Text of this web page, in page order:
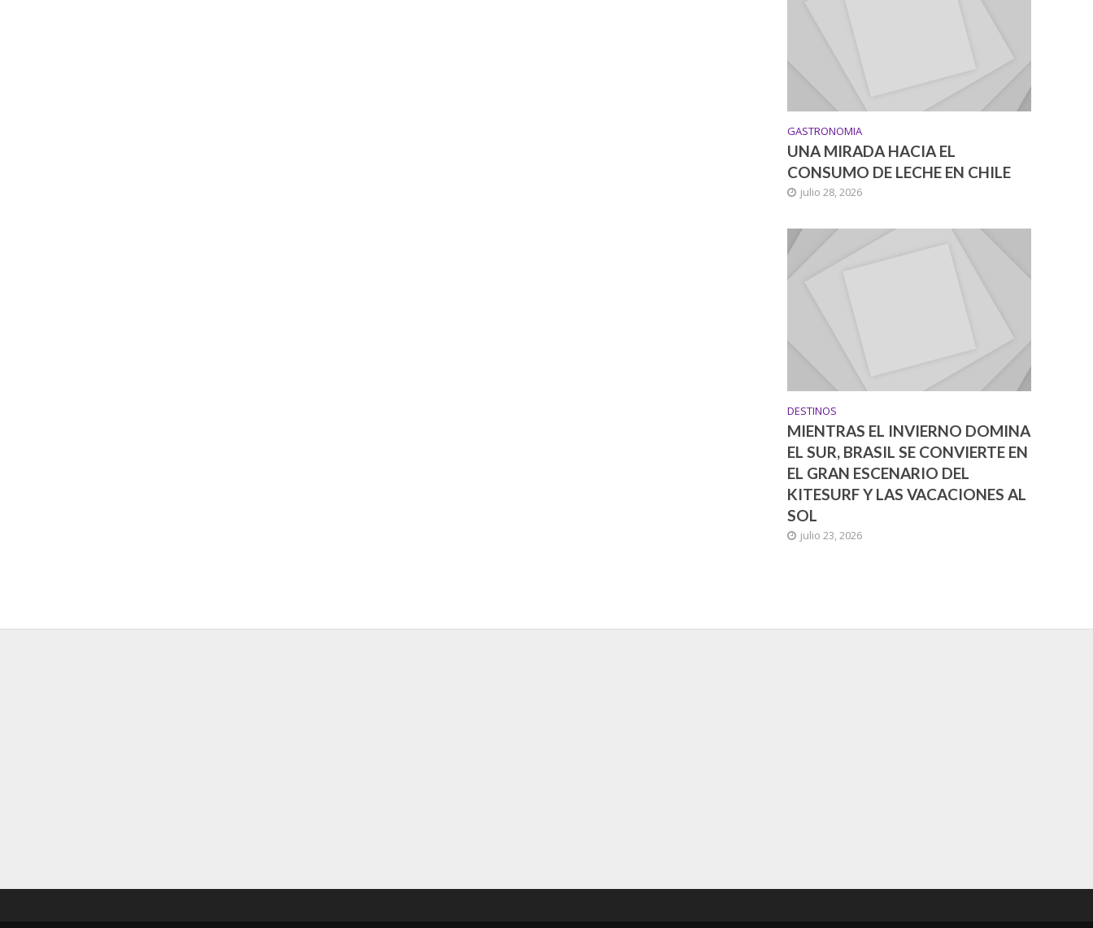
GASTRONOMIA
UNA MIRADA HACIA EL
CONSUMO DE LECHE EN CHILE
julio 28, 2026
DESTINOS
MIENTRAS EL INVIERNO DOMINA
EL SUR, BRASIL SE CONVIERTE EN
EL GRAN ESCENARIO DEL
KITESURF Y LAS VACACIONES AL
SOL
julio 23, 2026